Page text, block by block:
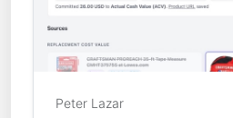
Peter Lazar